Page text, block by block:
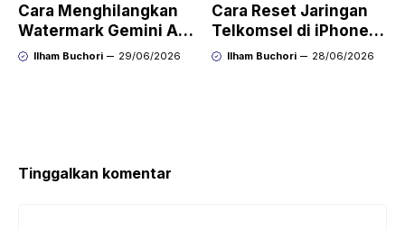
Cara Menghilangkan
Watermark Gemini AI
dengan Mudah Hasil
Ilham Buchori 29/06/2026
Cara Reset Jaringan
Telkomsel di iPhone
agar Koneksi Stabil
Ilham Buchori 28/06/2026
Tinggalkan komentar